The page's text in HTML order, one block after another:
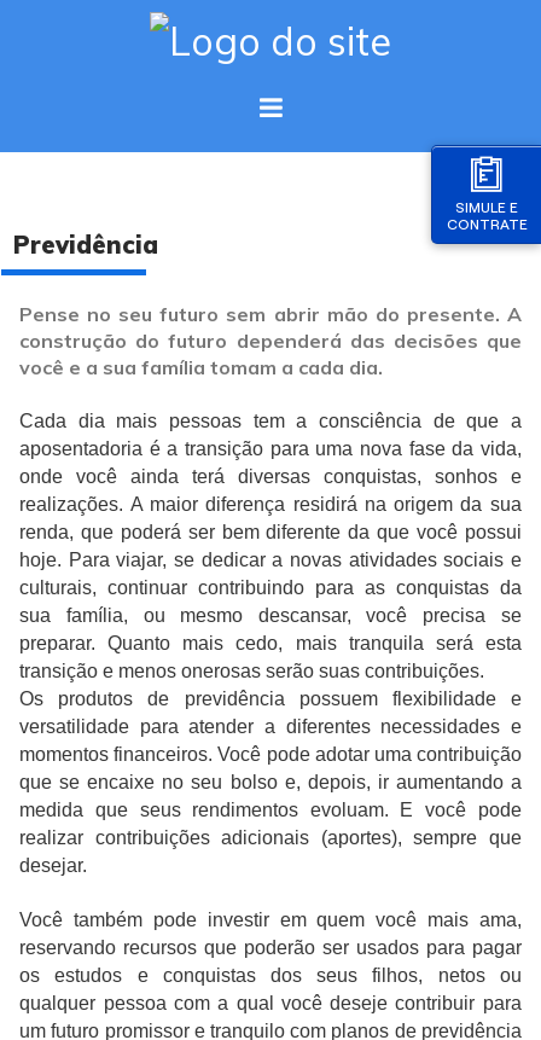
SIMULE E
CONTRATE
Previdência
Pense no seu futuro sem abrir mão do presente. A
construção do futuro dependerá das decisões que
você e a sua família tomam a cada dia.
Cada dia mais pessoas tem a consciência de que a
aposentadoria é a transição para uma nova fase da vida,
onde você ainda terá diversas conquistas, sonhos e
realizações. A maior diferença residirá na origem da sua
renda, que poderá ser bem diferente da que você possui
hoje. Para viajar, se dedicar a novas atividades sociais e
culturais, continuar contribuindo para as conquistas da
sua família, ou mesmo descansar, você precisa se
preparar. Quanto mais cedo, mais tranquila será esta
transição e menos onerosas serão suas contribuições.
Os produtos de previdência possuem flexibilidade e
versatilidade para atender a diferentes necessidades e
momentos financeiros. Você pode adotar uma contribuição
que se encaixe no seu bolso e, depois, ir aumentando a
medida que seus rendimentos evoluam. E você pode
realizar contribuições adicionais (aportes), sempre que
desejar.
Você também pode investir em quem você mais ama,
reservando recursos que poderão ser usados para pagar
os estudos e conquistas dos seus filhos, netos ou
qualquer pessoa com a qual você deseje contribuir para
um futuro promissor e tranquilo com planos de previdência